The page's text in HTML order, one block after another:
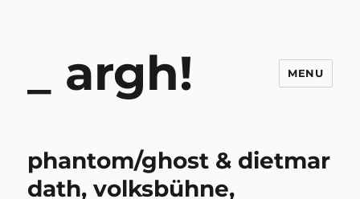
argh! MENU
phantom/ghost & dietmar
dath, volksbühne,